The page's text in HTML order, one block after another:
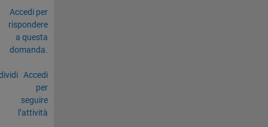
Accedi per
rispondere
a questa
domanda.
Accedi
per
seguire
l’attività